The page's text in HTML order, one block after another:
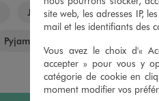
Jeans garçon Shorts
Pyjamas 2 pièces bébé
site web, les adresses IP,
mail et les identifiants des
Vous avez le choix d'«
accepter » pour vous y
catégorie de cookie en
moment modifier vos